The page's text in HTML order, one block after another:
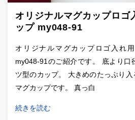
オリジナルマグカップロ
ップ my048-91
オリジナルマグカップロゴ入れ
my048-91のご紹介です。 底より口
ツ型のカップ。 大きめのたっぷり
マグカップです。 真っ白
続きを読む